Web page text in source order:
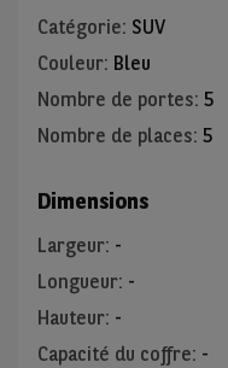
Catégorie: SUV
Couleur: Bleu
Nombre de portes: 5
Nombre de places: 5
Dimensions
Largeur: -
Longueur: -
Hauteur: -
Capacité du coffre: -